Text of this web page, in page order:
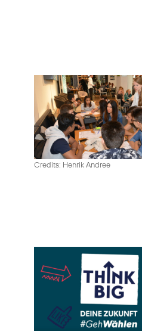
Credits: Henrik Andree